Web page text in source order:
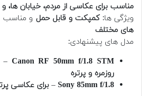
مناسب برای عکاسی از مردم، خیابان ها، و
ویژگی ها:کمپکت و قابل حمل و مناسب
های مختلف
مدل های پیشنهادی:
Canon RF 50mm f/1.8 STM
روزمره و پرتره
Sony 85mm f/1.8
– برای عکاسی